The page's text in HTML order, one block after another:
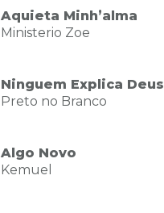
Aquieta Minh’alma
Ministerio Zoe
Ninguem Explica Deus
Preto no Branco
Algo Novo
Kemuel